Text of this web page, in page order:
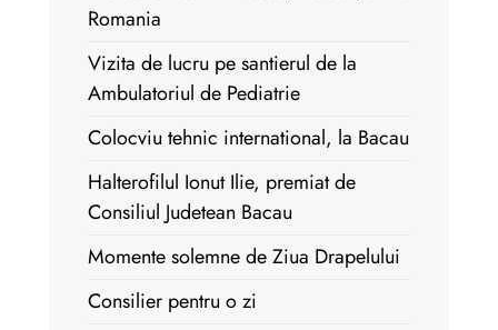
Romania
Vizita de lucru pe santierul de la
Ambulatoriul de Pediatrie
Colocviu tehnic international, la Bacau
Halterofilul Ionut Ilie, premiat de
Consiliul Judetean Bacau
Momente solemne de Ziua Drapelului
Consilier pentru o zi